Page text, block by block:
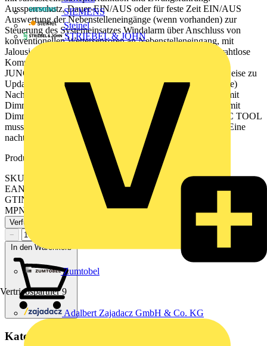
SIEMENS
Steinel
STRIEBEL & JOHN
Zumtobel
Vertriebspartner 9
Adalbert Zajadacz GmbH & Co. KG
Aussperrschutz, Dauer-EIN/AUS oder für feste Zeit EIN/AUS
Auswertung der Nebenstelleneingänge (wenn vorhanden) zur
Steuerung des Systemeinsatzes Windalarm über Anschluss von
konventionellen Wettersensoren an Nebenstelleneingang, mit
Jalousieeinsatz Bluetooth® Mesh für voll verschlüsselte drahtlose
Kommunikation und Repeaterfunktion Updatefähig über
JUNG HOME App Zukünftig per Update verfügbar: (Hinweise zu
Updates und Terminen finden sie unter jung.group/junghome)
Nachtlichtfunktion mit Zeitraum für Helligkeitsabsenkung, mit
Dimmeinsatz Hotelfunktion (Orientierungslicht statt AUS), mit
Dimmeinsatz Ein Beschriftungsauftrag aus dem GRAPHIC TOOL
muss zusammen mit der Bestellung erfolgen: jung.group/gt Eine
nachträgliche Beschriftung der Tasten ist nicht möglich.
Produktkennzeichen
SKU: BTLS17102SWM
EAN: 4011377200968
GTIN: 4011377200968
MPN: BT LS 17102 SWM
Verfügbar: 2 Händler
−
In den Warenkorb
Kategorien